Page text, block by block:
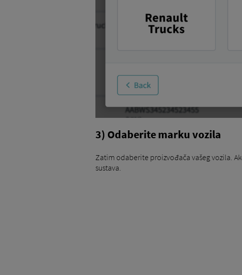
3) Odaberite marku vozila
Zatim odaberite proizvođača vašeg vozila.
sustava.